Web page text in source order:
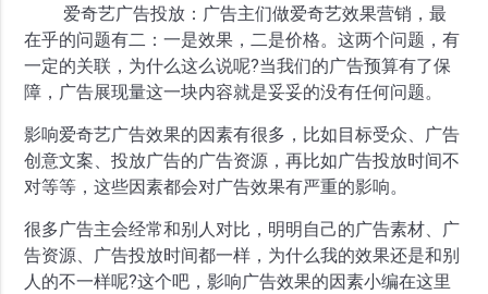
爱奇艺广告投放：广告主们做爱奇艺效果营销，最
在乎的问题有二：一是效果，二是价格。这两个问题，有
一定的关联，为什么这么说呢?当我们的广告预算有了保
障，广告展现量这一块内容就是妥妥的没有任何问题。
影响爱奇艺广告效果的因素有很多，比如目标受众、广告
创意文案、投放广告的广告资源，再比如广告投放时间不
对等等，这些因素都会对广告效果有严重的影响。
很多广告主会经常和别人对比，明明自己的广告素材、广
告资源、广告投放时间都一样，为什么我的效果还是和别
人的不一样呢?这个吧，影响广告效果的因素小编在这里